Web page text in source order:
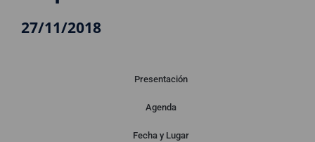
27/11/2018
Presentación
Agenda
Fecha y Lugar